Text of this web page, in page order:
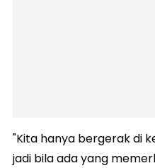
"Kita hanya bergerak di
jadi bila ada yang